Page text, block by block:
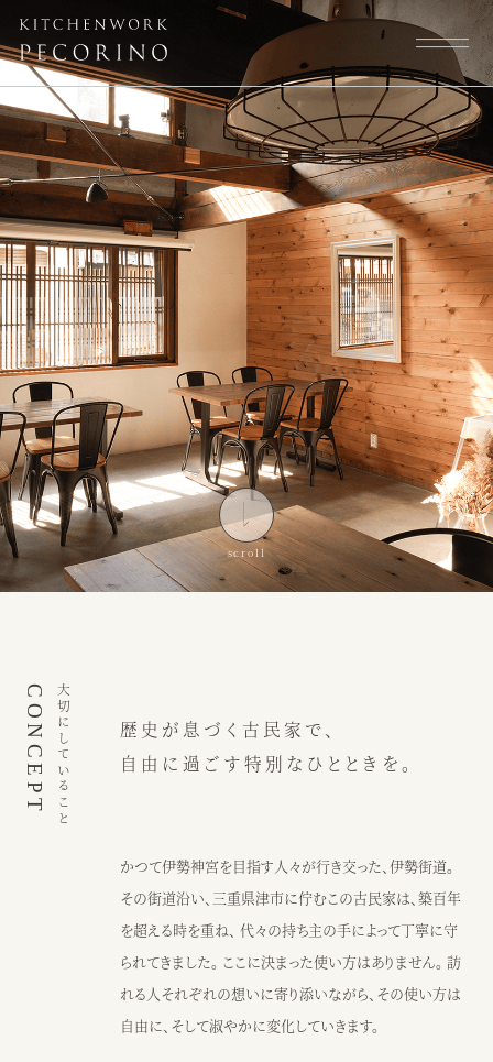
トップページ
大切にしていること
インスピレーション
ウェディング
スタッフ
よくある質問
ブログ
ニュース
ウェディング予約 カフェ予約
カフェ ウェディング
JR阿漕駅から徒歩15分、三交バスエンマ堂前から徒歩3分、津駅から車
大切にしていること
CONCEPT
歴史が息づく古民家で、
自由に過ごす特別なひとときを。
かつて伊勢神宮を目指す人々が行き交った、伊勢街道。
その街道沿い、三重県津市に佇むこの古民家は、築百年
を超える時を重ね、 代々の持ち主の手によって丁寧に守
られてきました。 ここに決まった使い方はありません。 訪
れる人それぞれの想いに寄り添いながら、その使い方は
自由に、そして淑やかに変化していきます。